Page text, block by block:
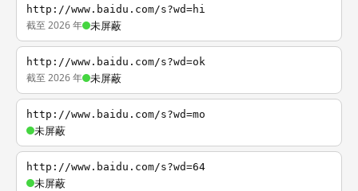
http://www.baidu.com/s?wd=hi
截至 2026 年 未屏蔽
http://www.baidu.com/s?wd=ok
截至 2026 年 未屏蔽
http://www.baidu.com/s?wd=mo
未屏蔽
http://www.baidu.com/s?wd=64
未屏蔽